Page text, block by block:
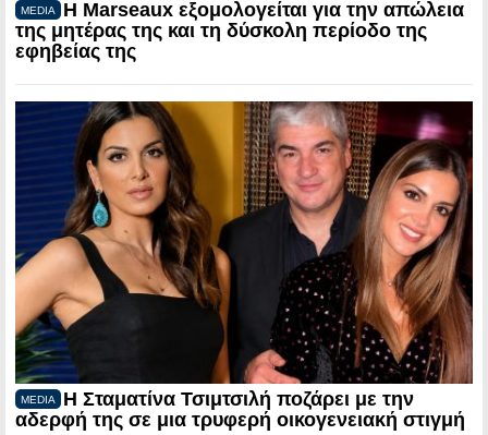
MEDIA
Η Marseaux εξομολογείται για την απώλεια
της μητέρας της και τη δύσκολη περίοδο της
εφηβείας της
MEDIA
Η Σταματίνα Τσιμτσιλή ποζάρει με την
αδερφή της σε μια τρυφερή οικογενειακή στιγμή